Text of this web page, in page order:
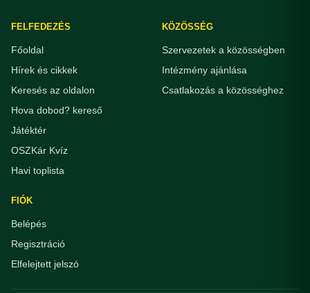
FELFEDEZÉS
Főoldal
Hírek és cikkek
Keresés az oldalon
Hova dobod? kereső
Játéktér
OSZKár Kvíz
Havi toplista
KÖZÖSSÉG
Szervezetek a közösségben
Intézmény ajánlása
Csatlakozás a közösséghez
FIÓK
Belépés
Regisztráció
Elfelejtett jelszó